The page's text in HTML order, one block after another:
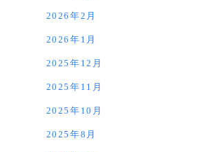
2026年2月
2026年1月
2025年12月
2025年11月
2025年10月
2025年8月